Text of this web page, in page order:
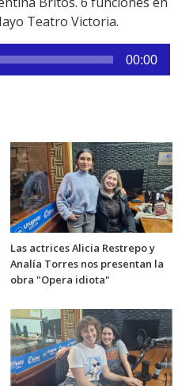
Teatro Victoria.
00:00
Las actrices Alicia Restrepo y
Analía Torres nos presentan la
obra "Opera idiota"